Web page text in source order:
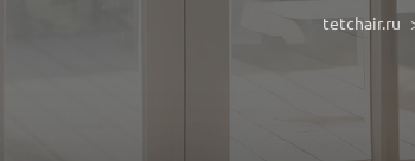
tetchair.ru